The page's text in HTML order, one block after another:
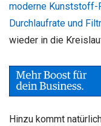
moderne Kunststoff-
Durchlaufrate und
wieder in die
Hinzu kommt